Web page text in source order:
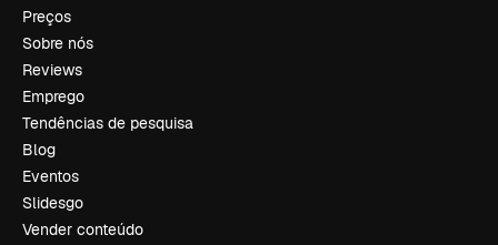
Preços
Sobre nós
Reviews
Emprego
Tendências de pesquisa
Blog
Eventos
Slidesgo
Vender conteúdo